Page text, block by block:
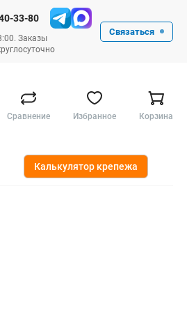
33-80
Заказы
Связаться
Сравнение Избранное Корзина
Калькулятор крепежа